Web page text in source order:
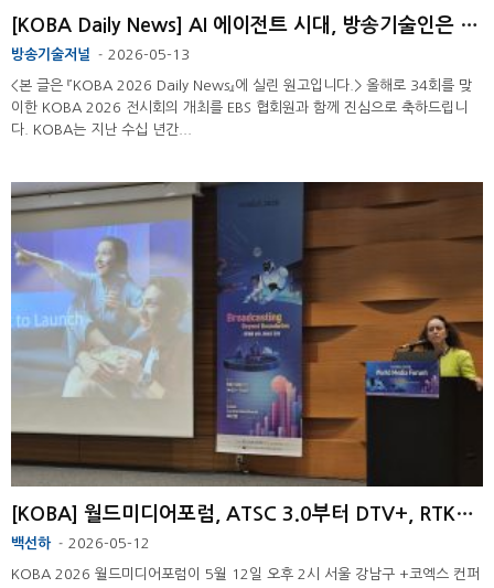
[KOBA Daily News] AI 에이전트 시대, 방송기술인은 무엇을 준비해야 하는가
방송기술저널 - 2026-05-13
<본 글은 『KOBA 2026 Daily News』에 실린 원고입니다.> 올해로 34회를 맞
이한 KOBA 2026 전시회의 개최를 EBS 협회원과 함께 진심으로 축하드립니
다. KOBA는 지난 수십 년간...
[KOBA] 월드미디어포럼, ATSC 3.0부터 DTV+, RTK까지 ...
백선하 - 2026-05-12
KOBA 2026 월드미디어포럼이 5월 12일 오후 2시 서울 강남구 +코엑스 컨퍼